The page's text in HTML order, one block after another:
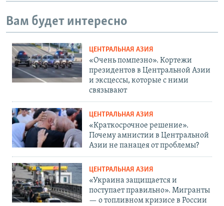
Вам будет интересно
ЦЕНТРАЛЬНАЯ АЗИЯ
«Очень помпезно». Кортежи
президентов в Центральной Азии
и эксцессы, которые с ними
связывают
ЦЕНТРАЛЬНАЯ АЗИЯ
«Краткосрочное решение».
Почему амнистии в Центральной
Азии не панацея от проблемы?
ЦЕНТРАЛЬНАЯ АЗИЯ
«Украина защищается и
поступает правильно». Мигранты
— о топливном кризисе в России